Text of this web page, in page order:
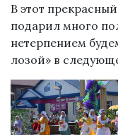
В этот
подарил много
нетерпением
лозой» в